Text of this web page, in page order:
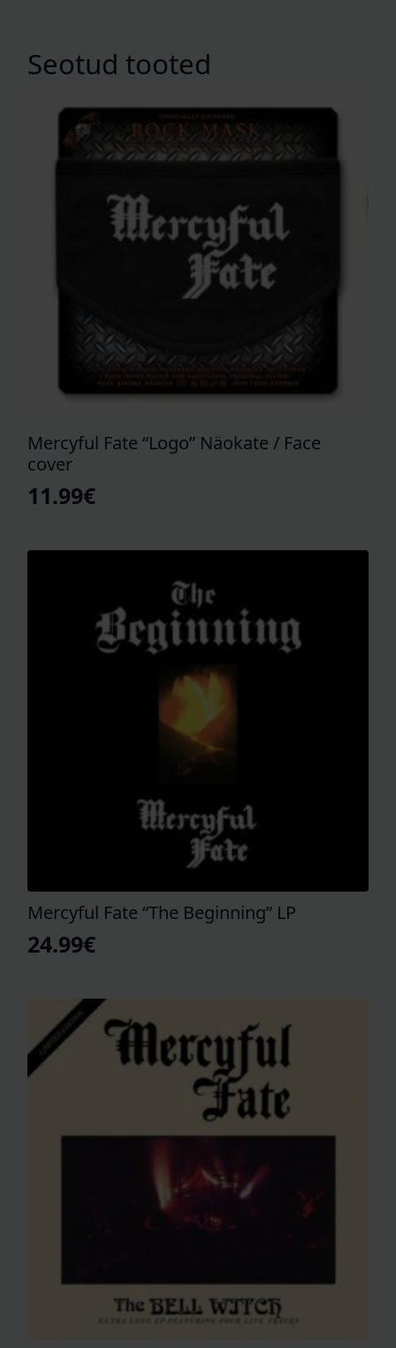
Seotud tooted
Mercyful Fate “Logo” Näokate / Face
cover
11.99€
Mercyful Fate “The Beginning” LP
24.99€